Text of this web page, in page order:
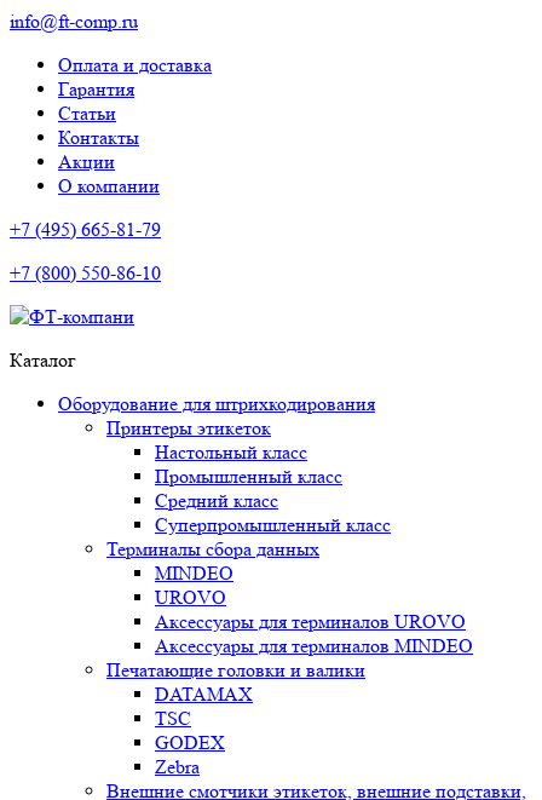
info@ft-comp.ru
Оплата и доставка
Гарантия
Статьи
Контакты
Акции
О компании
+7 (495) 665-81-79
+7 (800) 550-86-10
Каталог
Оборудование для штрихкодирования
Принтеры этикеток
Настольный класс
Промышленный класс
Средний класс
Суперпромышленный класс
Терминалы сбора данных
MINDEO
UROVO
Аксессуары для терминалов UROVO
Аксессуары для терминалов MINDEO
Печатающие головки и валики
DATAMAX
TSC
GODEX
Zebra
Внешние смотчики этикеток, внешние подставки,